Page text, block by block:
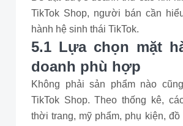
TikTok Shop, người bán cần
hành hệ sinh thái TikTok.
5.1 Lựa chọn mặt
doanh phù hợp
Không phải sản phẩm nào
TikTok Shop. Theo thống kê,
thời trang, mỹ phẩm, phụ kiện, đồ